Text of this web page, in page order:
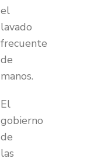
el
lavado
frecuente
de
manos.
El
gobierno
de
las